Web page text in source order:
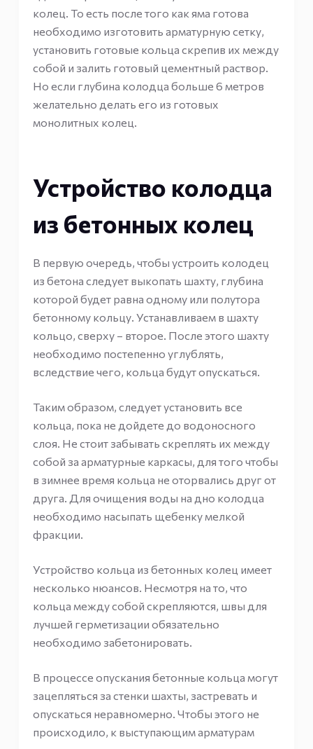
колец. То есть после того как яма готова
необходимо изготовить арматурную сетку,
установить готовые кольца скрепив их между
собой и залить готовый цементный раствор.
Но если глубина колодца больше 6 метров
желательно делать его из готовых
монолитных колец.
Устройство колодца
из бетонных колец
В первую очередь, чтобы устроить колодец
из бетона следует выкопать шахту, глубина
которой будет равна одному или полутора
бетонному кольцу. Устанавливаем в шахту
кольцо, сверху – второе. После этого шахту
необходимо постепенно углублять,
вследствие чего, кольца будут опускаться.
Таким образом, следует установить все
кольца, пока не дойдете до водоносного
слоя. Не стоит забывать скреплять их между
собой за арматурные каркасы, для того чтобы
в зимнее время кольца не оторвались друг от
друга. Для очищения воды на дно колодца
необходимо насыпать щебенку мелкой
фракции.
Устройство кольца из бетонных колец имеет
несколько нюансов. Несмотря на то, что
кольца между собой скрепляются, швы для
лучшей герметизации обязательно
необходимо забетонировать.
В процессе опускания бетонные кольца могут
зацепляться за стенки шахты, застревать и
опускаться неравномерно. Чтобы этого не
происходило, к выступающим арматурам